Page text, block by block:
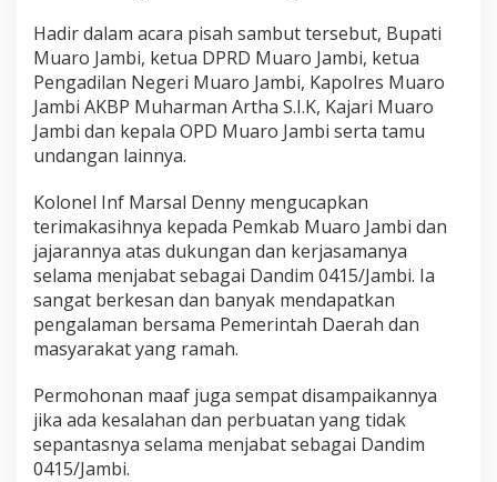
Hadir dalam acara pisah sambut tersebut, Bupati
Muaro Jambi, ketua DPRD Muaro Jambi, ketua
Pengadilan Negeri Muaro Jambi, Kapolres Muaro
Jambi AKBP Muharman Artha S.I.K, Kajari Muaro
Jambi dan kepala OPD Muaro Jambi serta tamu
undangan lainnya.
Kolonel Inf Marsal Denny mengucapkan
terimakasihnya kepada Pemkab Muaro Jambi dan
jajarannya atas dukungan dan kerjasamanya
selama menjabat sebagai Dandim 0415/Jambi. Ia
sangat berkesan dan banyak mendapatkan
pengalaman bersama Pemerintah Daerah dan
masyarakat yang ramah.
Permohonan maaf juga sempat disampaikannya
jika ada kesalahan dan perbuatan yang tidak
sepantasnya selama menjabat sebagai Dandim
0415/Jambi.